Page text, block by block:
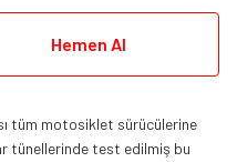
Hemen Al
tüm motosiklet sürücülerine
tünellerinde test edilmiş bu